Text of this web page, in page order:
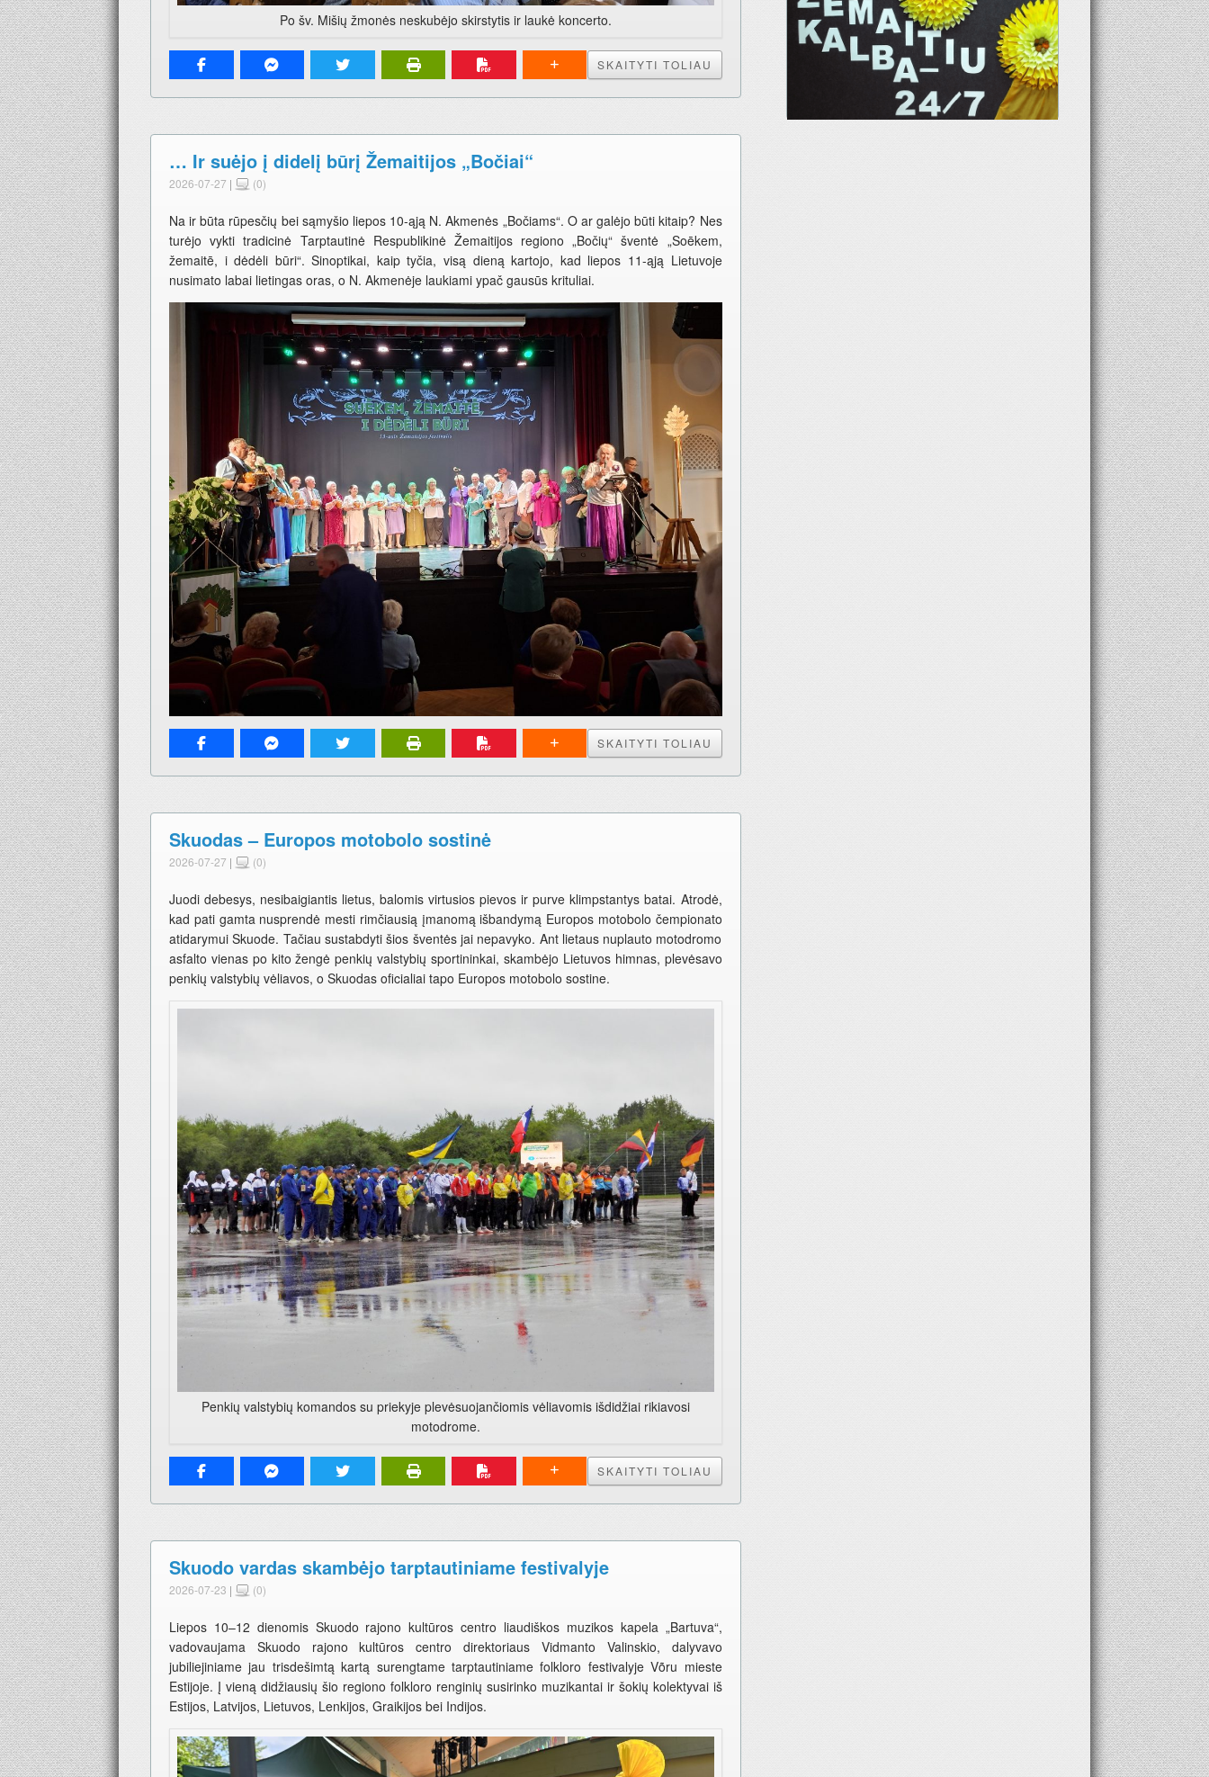
Po šv. Mišių žmonės neskubėjo skirstytis ir laukė koncerto.
SKAITYTI TOLIAU
… Ir suėjo į didelį būrį Žemaitijos „Bočiai“
2026-07-27 | (0)
Na ir būta rūpesčių bei sąmyšio liepos 10-ąją N. Akmenės „Bočiams“. O ar galėjo būti kitaip? Nes
turėjo vykti tradicinė Tarptautinė Respublikinė Žemaitijos regiono „Bočių“ šventė „Soēkem,
žemaitē, i dėdėli būri“. Sinoptikai, kaip tyčia, visą dieną kartojo, kad liepos 11-ąją Lietuvoje
nusimato labai lietingas oras, o N. Akmenėje laukiami ypač gausūs krituliai.
SKAITYTI TOLIAU
Skuodas – Europos motobolo sostinė
2026-07-27 | (0)
Juodi debesys, nesibaigiantis lietus, balomis virtusios pievos ir purve klimpstantys batai. Atrodė,
kad pati gamta nusprendė mesti rimčiausią įmanomą išbandymą Europos motobolo čempionato
atidarymui Skuode. Tačiau sustabdyti šios šventės jai nepavyko. Ant lietaus nuplauto motodromo
asfalto vienas po kito žengė penkių valstybių sportininkai, skambėjo Lietuvos himnas, plevėsavo
penkių valstybių vėliavos, o Skuodas oficialiai tapo Europos motobolo sostine.
Penkių valstybių komandos su priekyje plevėsuojančiomis vėliavomis išdidžiai rikiavosi
motodrome.
SKAITYTI TOLIAU
Skuodo vardas skambėjo tarptautiniame festivalyje
2026-07-23 | (0)
Liepos 10–12 dienomis Skuodo rajono kultūros centro liaudiškos muzikos kapela „Bartuva“,
vadovaujama Skuodo rajono kultūros centro direktoriaus Vidmanto Valinskio, dalyvavo
jubiliejiniame jau trisdešimtą kartą surengtame tarptautiniame folkloro festivalyje Võru mieste
Estijoje. Į vieną didžiausių šio regiono folkloro renginių susirinko muzikantai ir šokių kolektyvai iš
Estijos, Latvijos, Lietuvos, Lenkijos, Graikijos bei Indijos.